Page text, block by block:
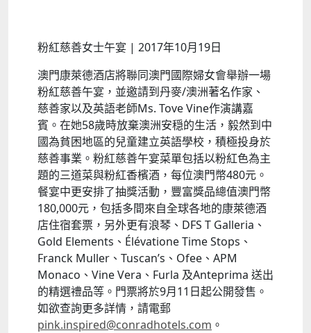
粉紅慈善女士午宴 | 2017年10月19日
澳門康萊德酒店將聯同澳門國際婦女會舉辦一場
粉紅慈善午宴，並邀請到丹麥/澳洲著名作家、
慈善家以及英語老師Ms. Tove Vine作演講嘉
賓。在她58歲時放棄澳洲安穏的生活，毅然到中
國為貧困地區的兒童建立英語學校，積極投身於
慈善事業。粉紅慈善午宴菜單包括以粉紅色為主
題的三道菜與粉紅香檳酒，每位澳門幣480元。
餐宴中更安排了抽獎活動，豐富獎品總值澳門幣
180,000元，包括多間來自全球各地的康萊德酒
店住宿套票，另外更有浪琴、DFS T Galleria、
Gold Elements、Élévatione Time Stops、
Franck Muller、Tuscan’s、Ofee、APM
Monaco、Vine Vera、Furla 及Anteprima 送出
的精選禮品等。門票將於9月11日起公開發售。
如欲查詢更多詳情，請電郵
pink.inspired@conradhotels.com 。